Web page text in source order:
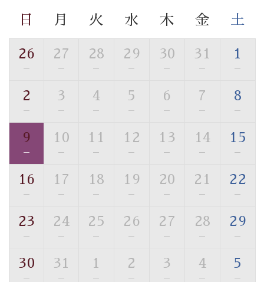
【温泉】
の効果が高い、極めて希有な源泉です。身も心も癒され
■お座敷風呂（大浴場）
温泉の成分に合わせ、防菌防カビの特殊素材の畳を使
用。 足元が柔らかく、そして滑りにくい畳のお風呂で
す。
※男性大浴場までのご移動には階段がございます。 予め
ご了承のほどお願いいたします。
■貸切温泉風呂 （40分2000円）
む貸切温泉風呂です。ゆったりといやされるプライベー
トな空間をお愉しみください。
【旅】
日 月 火 水 木 金 土
26
—
27
—
28
—
29
—
30
—
31
—
1
—
2
—
3
—
4
—
5
—
6
—
7
—
8
—
9
—
10
—
11
—
12
—
13
—
14
—
15
—
16
—
17
—
18
—
19
—
20
—
21
—
22
—
23
—
24
—
25
—
26
—
27
—
28
—
29
—
30
—
31
—
1
—
2
—
3
—
4
—
5
—